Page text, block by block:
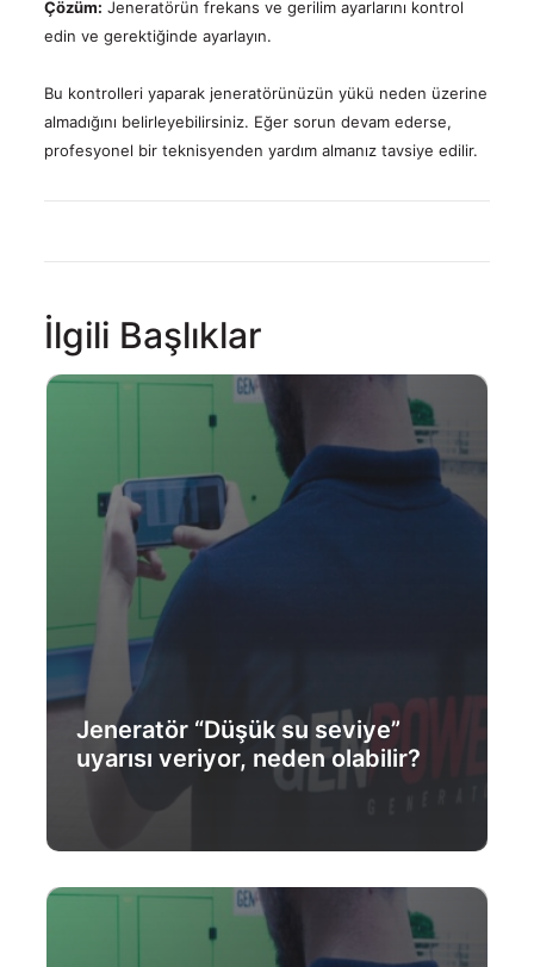
Çözüm: Jeneratörün frekans ve gerilim ayarlarını kontrol
edin ve gerektiğinde ayarlayın.
Bu kontrolleri yaparak jeneratörünüzün yükü neden üzerine
almadığını belirleyebilirsiniz. Eğer sorun devam ederse,
profesyonel bir teknisyenden yardım almanız tavsiye edilir.
İlgili Başlıklar
Jeneratör “Düşük su seviye”
uyarısı veriyor, neden olabilir?
Daha Fazlası